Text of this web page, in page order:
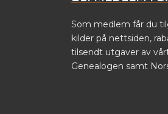
Som medlem får du
kilder på nettsiden,
tilsendt utgaver av
Genealogen samt